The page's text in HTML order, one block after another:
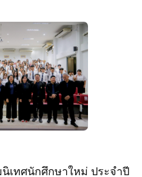
ทศนักศึกษาใหม่ ประจำปี